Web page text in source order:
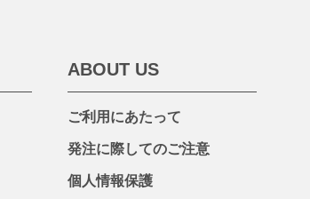
ABOUT US
ご利用にあたって
発注に際してのご注意
個人情報保護